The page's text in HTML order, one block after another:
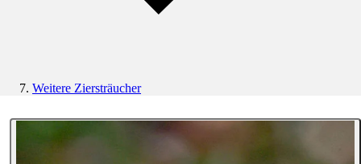
Weitere Ziersträucher